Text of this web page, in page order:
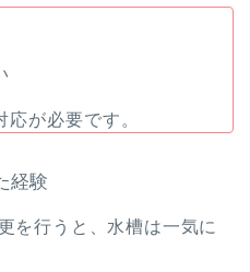
が必要です。
経験
を行うと、水槽は一気に